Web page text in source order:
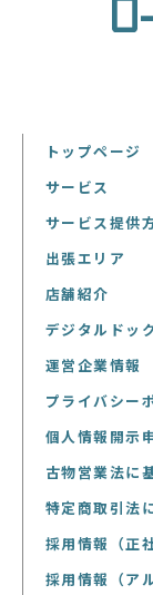
トップページ
サービス
サービス提供
出張エリア
店舗紹介
デジタルドッ
運営企業情報
プライバシー
個人情報開示
古物営業法に
特定商取引法
採用情報（正
採用情報（ア